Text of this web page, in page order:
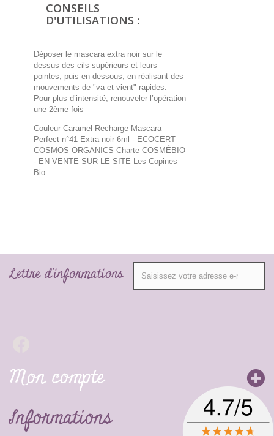
CONSEILS
D'UTILISATIONS :
Déposer le mascara extra noir sur le
dessus des cils supérieurs et leurs
pointes, puis en-dessous, en réalisant des
mouvements de "va et vient" rapides.
Pour plus d’intensité, renouveler l’opération
une 2ème fois
Couleur Caramel Recharge Mascara
Perfect n°41 Extra noir 6ml - ECOCERT
COSMOS ORGANICS Charte COSMÉBIO
- EN VENTE SUR LE SITE Les Copines
Bio.
Lettre d'informations
Mon compte
Informations